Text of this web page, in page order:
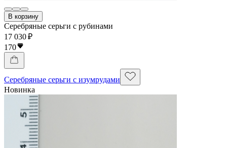
В корзину
Серебряные серьги с рубинами
17 030 ₽
170
Серебряные серьги с изумрудами
Новинка